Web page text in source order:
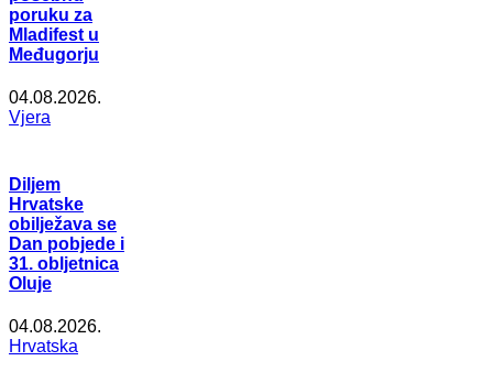
poruku za
Mladifest u
Međugorju
04.08.2026.
Vjera
Diljem
Hrvatske
obilježava se
Dan pobjede i
31. obljetnica
Oluje
04.08.2026.
Hrvatska